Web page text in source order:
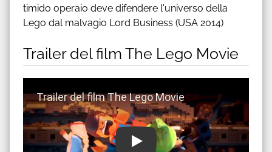
timido operaio deve difendere l'universo della
Lego dal malvagio Lord Business (USA 2014)
Trailer del film The Lego Movie